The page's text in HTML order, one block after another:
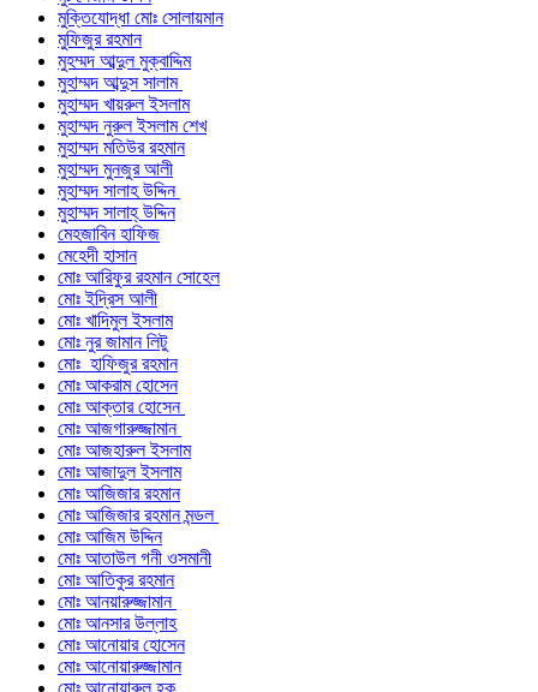
মুক্তিযোদ্ধা মোঃ সোলায়মান
মুফিজুর রহমান
মুহম্মদ আব্দুল মুক্বাদ্দিম
মুহাম্মদ আব্দুস সালাম
মুহাম্মদ খায়রুল ইসলাম
মুহাম্মদ নুরুল ইসলাম শেখ
মুহাম্মদ মতিউর রহমান
মুহাম্মদ মুনজুর আলী
মুহাম্মদ সালাহ উদ্দিন
মুহাম্মদ সালাহ্ উদ্দিন
মেহজাবিন হাফিজ
মেহেদী হাসান
মোঃ আরিফুর রহমান সোহেল
মোঃ ইদ্রিস আলী
মোঃ খাদিমুল ইসলাম
মোঃ নুর জামান লিটু
মোঃ হাফিজুর রহমান
মোঃ আকরাম হোসেন
মোঃ আক্তার হোসেন
মোঃ আজগারুজ্জামান
মোঃ আজহারুল ইসলাম
মোঃ আজাদুল ইসলাম
মোঃ আজিজার রহমান
মোঃ আজিজার রহমান মন্ডল
মোঃ আজিম উদ্দিন
মোঃ আতাউল গনী ওসমানী
মোঃ আতিকুর রহমান
মোঃ আনয়ারুজ্জামান
মোঃ আনসার উল্লাহ
মোঃ আনোয়ার হোসেন
মোঃ আনোয়ারুজ্জামান
মোঃ আনোয়ারুল হক